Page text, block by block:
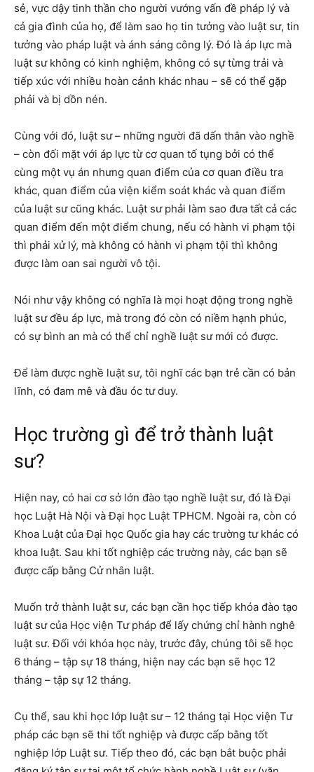
sẻ, vực dậy tinh thần cho người vướng vấn đề pháp lý và
cả gia đình của họ, để làm sao họ tin tưởng vào luật sư, tin
tưởng vào pháp luật và ánh sáng công lý. Đó là áp lực mà
luật sư không có kinh nghiệm, không có sự từng trải và
tiếp xúc với nhiều hoàn cảnh khác nhau – sẽ có thể gặp
phải và bị dồn nén.
Cùng với đó, luật sư – những người đã dấn thân vào nghề
– còn đối mặt với áp lực từ cơ quan tố tụng bởi có thể
cùng một vụ án nhưng quan điểm của cơ quan điều tra
khác, quan điểm của viện kiểm soát khác và quan điểm
của luật sư cũng khác. Luật sư phải làm sao đưa tất cả các
quan điểm đến một điểm chung, nếu có hành vi phạm tội
thì phải xử lý, mà không có hành vi phạm tội thì không
được làm oan sai người vô tội.
Nói như vậy không có nghĩa là mọi hoạt động trong nghề
luật sư đều áp lực, mà trong đó còn có niềm hạnh phúc,
có sự bình an mà có thể chỉ nghề luật sư mới có được.
Để làm được nghề luật sư, tôi nghĩ các bạn trẻ cần có bản
lĩnh, có đam mê và đầu óc tư duy.
Học trường gì để trở thành luật
sư?
Hiện nay, có hai cơ sở lớn đào tạo nghề luật sư, đó là Đại
học Luật Hà Nội và Đại học Luật TPHCM. Ngoài ra, còn có
Khoa Luật của Đại học Quốc gia hay các trường tư khác có
khoa luật. Sau khi tốt nghiệp các trường này, các bạn sẽ
được cấp bằng Cử nhân luật.
Muốn trở thành luật sư, các bạn cần học tiếp khóa đào tạo
luật sư của Học viện Tư pháp để lấy chứng chỉ hành nghê
luật sư. Đối với khóa học này, trước đây, chúng tôi sẽ học
6 tháng – tập sự 18 tháng, hiện nay các bạn sẽ học 12
tháng – tập sự 12 tháng.
Cụ thể, sau khi học lớp luật sư – 12 tháng tại Học viện Tư
pháp các bạn sẽ thi tốt nghiệp và được cấp bằng tốt
nghiệp lớp Luật sư. Tiếp theo đó, các bạn bắt buộc phải